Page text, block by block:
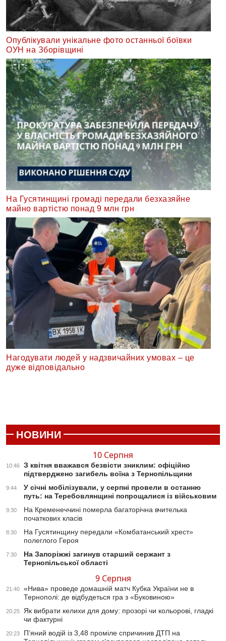
Опублікували унікальне фото останньої боївки
ОУН на Зборівщині
На Гусятинщині громаді передали безхазяйне
майно вартістю понад 9 млн грн
Нагодувати людей у надзвичайних умовах – це
дуже відповідально
НОВИНИ
10 Серпня
10:46
З квітня вважався безвісти зниклим: офіційно
підтверджено загибель воїна з Тернопільщини
9:44
У січні мобілізували, у серпні провели в останню
путь: на Теребовлянщині попрощалися із військовим
9:30
На Кременеччині померла багаторічна вчителька
початкових класів
8:30
На Гусятинщину передали «Комбатанський хрест»
полеглого Героя
7:30
На Запоріжжі загинув старший сержант з
Тернопільської області
9 Серпня
21:40
«Нива» проведе домашній матч Кубка України не в
Тернополі: де відбудеться гра з «Буковиною»
20:25
Як вибрати келихи для дому: прозорі чи кольорові, гладкі
чи фактурні
20:23
П’яний водій із 3,48 проміле спричинив ДТП на